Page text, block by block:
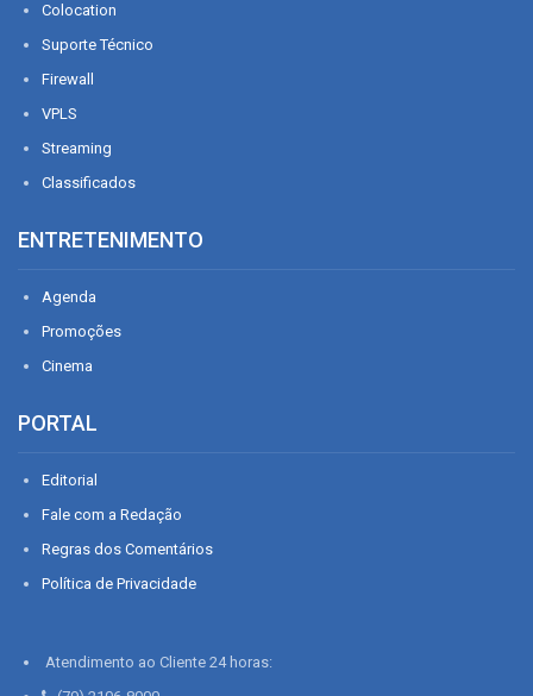
Colocation
Suporte Técnico
Firewall
VPLS
Streaming
Classificados
ENTRETENIMENTO
Agenda
Promoções
Cinema
PORTAL
Editorial
Fale com a Redação
Regras dos Comentários
Política de Privacidade
Atendimento ao Cliente 24 horas: